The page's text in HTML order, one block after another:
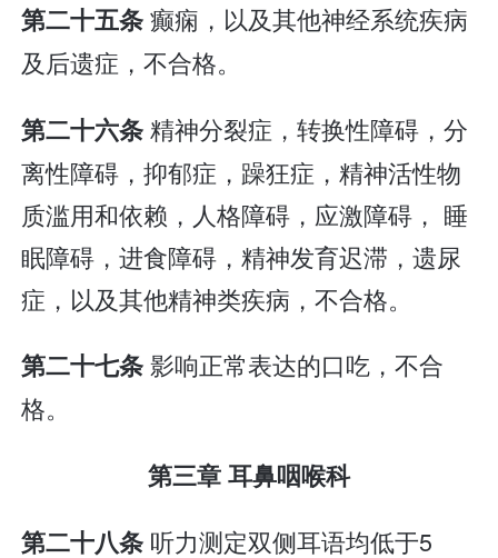
第二十五条癫痫，以及其他神经系统疾病
及后遗症，不合格。
第二十六条精神分裂症，转换性障碍，分
离性障碍，抑郁症，躁狂症，精神活性物
质滥用和依赖，人格障碍，应激障碍， 睡
眠障碍，进食障碍，精神发育迟滞，遗尿
症，以及其他精神类疾病，不合格。
第二十七条影响正常表达的口吃，不合
格。
第三章 耳鼻咽喉科
第二十八条 听力测定双侧耳语均低于5